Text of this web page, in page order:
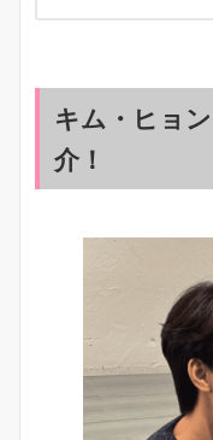
キム・ヒョ
介！